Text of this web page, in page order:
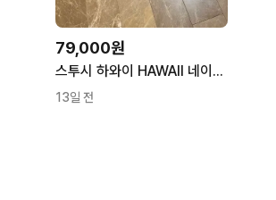
79,000원
스투시 하와이 HAWAII 네이비 반팔
13일 전